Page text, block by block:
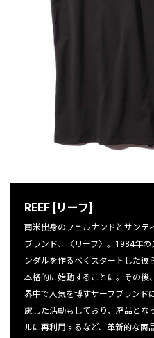
REEF [リーフ]
南米出身のフェルナンドとサンテ
ブランド、〈リーフ〉。1984年
ンダルを作るべくスタートした彼
本格的に始動することに。その後
界中で人気を博すサーフブランド
慮した活動もしており、廃品とな
ルに再利用するなど、革新的な商